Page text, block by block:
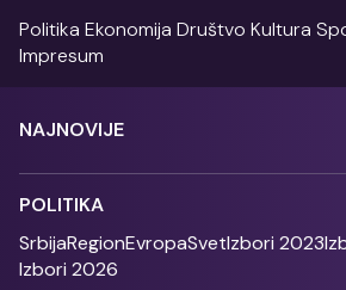
Politika Ekonomija Društvo Kultura
Impresum
NAJNOVIJE
POLITIKA
SrbijaRegionEvropaSvetIzbori 2023
Izbori 2026